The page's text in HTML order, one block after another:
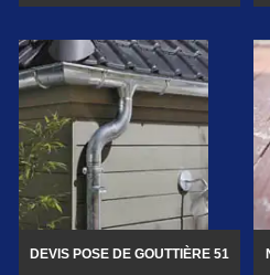
DEVIS POSE DE GOUTTIÈRE 51